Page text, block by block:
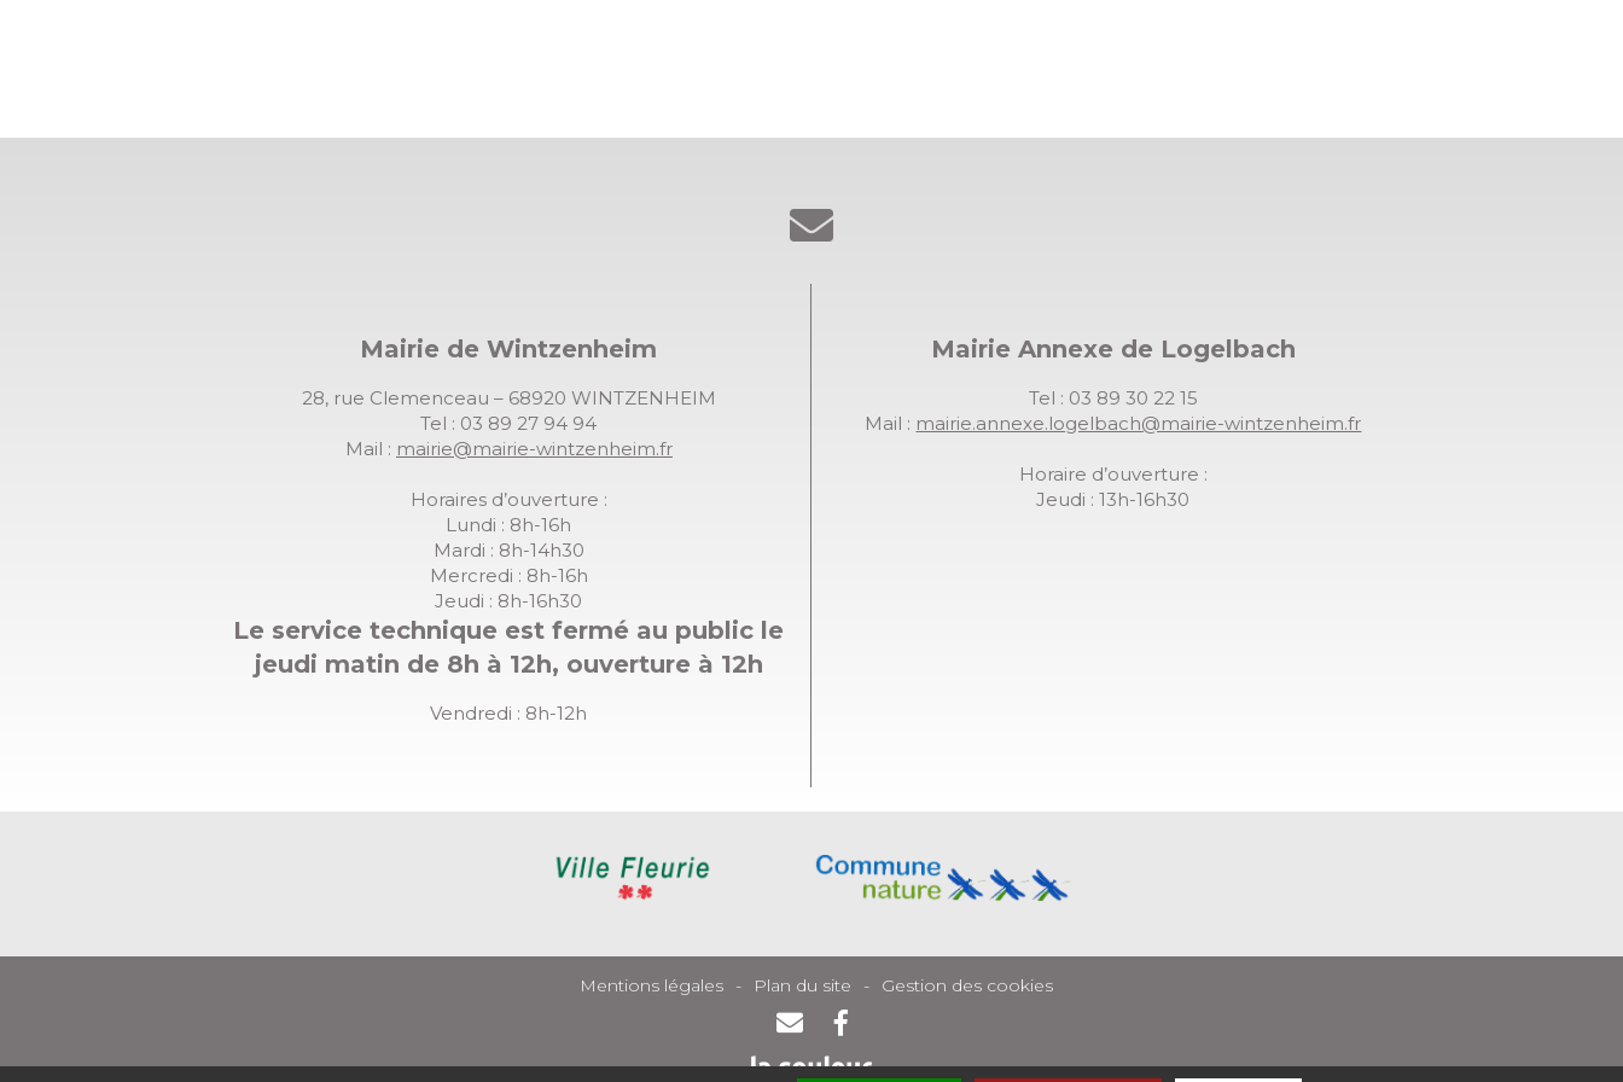
Mairie de Wintzenheim
28, rue Clemenceau – 68920 WINTZENHEIM
Tel : 03 89 27 94 94
Mail : mairie@mairie-wintzenheim.fr
Horaires d’ouverture :
Lundi : 8h-16h
Mardi : 8h-14h30
Mercredi : 8h-16h
Jeudi : 8h-16h30
Le service technique est fermé au public le
jeudi matin de 8h à 12h, ouverture à 12h
Vendredi : 8h-12h
Mairie Annexe de Logelbach
Tel : 03 89 30 22 15
Mail : mairie.annexe.logelbach@mairie-wintzenheim.fr
Horaire d’ouverture :
Jeudi : 13h-16h30
Mentions légales Plan du site Gestion des cookies